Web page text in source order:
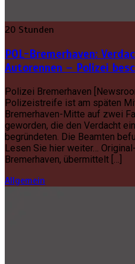
20 Stunden
POL-Bremerhaven:
Autorennen – Polizei
Polizei Bremerhaven
Polizeistreife ist am späten
Bremerhaven-Mitte auf zwei
geworden, die den Verdacht
begründeten. Die Beamten
Lesen Sie hier weiter…
Bremerhaven, übermittelt […]
Allgemein